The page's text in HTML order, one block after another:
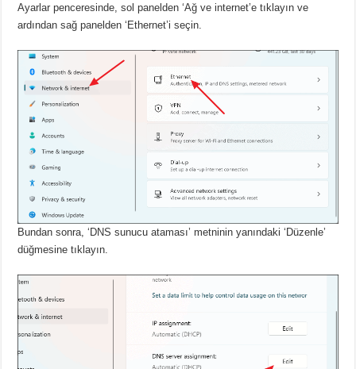
Ayarlar penceresinde, sol panelden ‘Ağ ve internet’e tıklayın ve
ardından sağ panelden ‘Ethernet’i seçin.
Bundan sonra, ‘DNS sunucu ataması’ metninin yanındaki ‘Düzenle’
düğmesine tıklayın.